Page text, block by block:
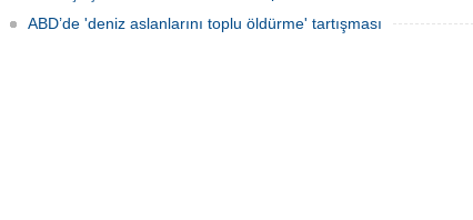
ABD’de 'deniz aslanlarını toplu öldürme' tartışması